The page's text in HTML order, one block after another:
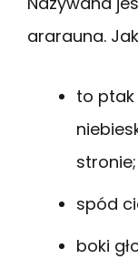
ararauna.
to ptak
stronie;
spód
boki